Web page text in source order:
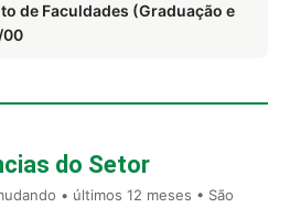
de Faculdades (Graduação e
00
do Setor
• últimos 12 meses • São